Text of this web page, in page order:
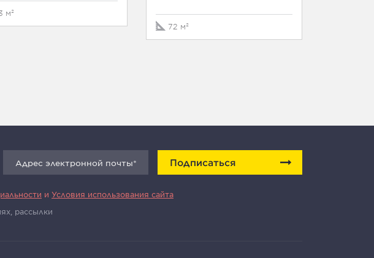
м²
72 м²
Подписаться
и Условия использования сайта
рассылки